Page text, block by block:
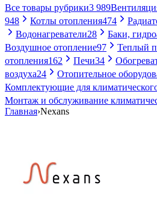
Все товары рубрики3 989
948
Котлы отопления474
Водонагреватели28 Баки,
Воздушное отопление97
Теплый
отопления162 Печи34
воздуха24 Отопительное
Комплектующие для
Монтаж и обслуживание
Главная›Nexans